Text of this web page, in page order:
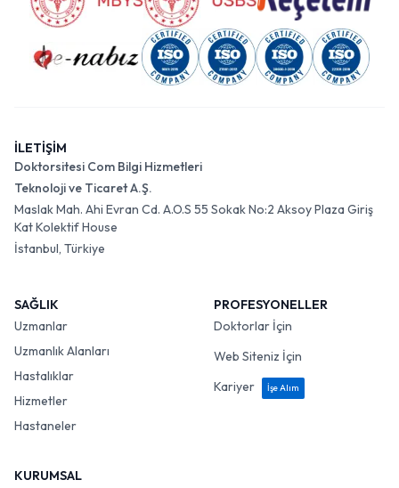
İLETİŞİM
Doktorsitesi Com Bilgi Hizmetleri
Teknoloji ve Ticaret A.Ş.
Maslak Mah. Ahi Evran Cd. A.O.S 55 Sokak No:2 Aksoy Plaza Giriş
Kat Kolektif House
İstanbul, Türkiye
SAĞLIK
Uzmanlar
Uzmanlık Alanları
Hastalıklar
Hizmetler
Hastaneler
PROFESYONELLER
Doktorlar İçin
Web Siteniz İçin
Kariyer
İşe Alım
KURUMSAL